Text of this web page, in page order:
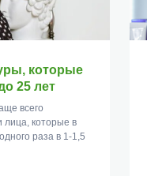
которые
25 лет
всего
лица, которые в
раза в 1-1,5